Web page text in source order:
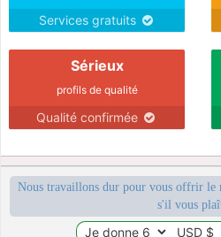
Services gratuits
Sérieux
profils de qualité
Qualité confirmée
Nous travaillons dur pour vous offrir le
s'il vous